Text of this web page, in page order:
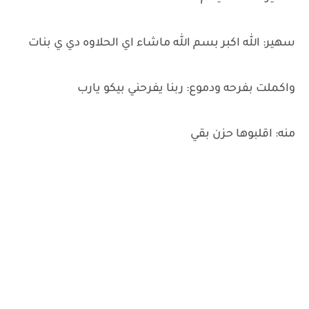
سهير: الله اكبر بسم الله ماشاء اي الحلاوه دي ي بنات
واكملت بفرحه ودموع: ربنا يفرحني بيكو يارب
منه: اقلبوها حزن بقي